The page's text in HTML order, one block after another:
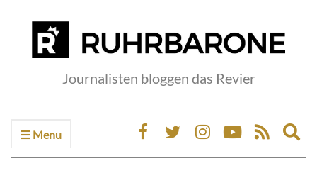
Journalisten bloggen das Revier
Menu